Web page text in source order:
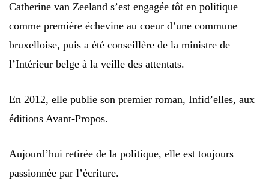
Catherine van Zeeland s’est engagée tôt en politique
comme première échevine au coeur d’une commune
bruxelloise, puis a été conseillère de la ministre de
l’Intérieur belge à la veille des attentats.
En 2012, elle publie son premier roman, Infid’elles, aux
éditions Avant-Propos.
Aujourd’hui retirée de la politique, elle est toujours
passionnée par l’écriture.